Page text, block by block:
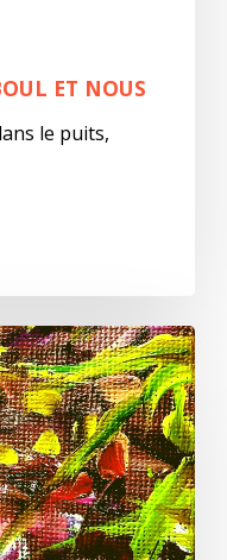
ET NOUS
le puits,